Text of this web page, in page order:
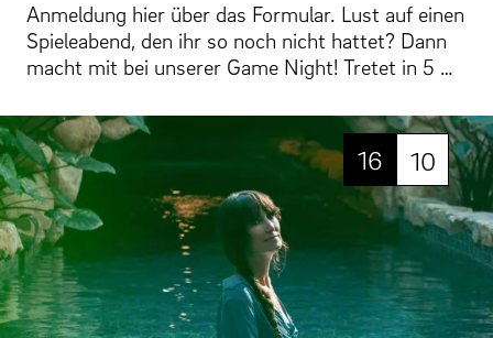
Anmeldung hier über das Formular. Lust auf einen
Spieleabend, den ihr so noch nicht hattet? Dann
macht mit bei unserer Game Night! Tretet in 5 …
16 10